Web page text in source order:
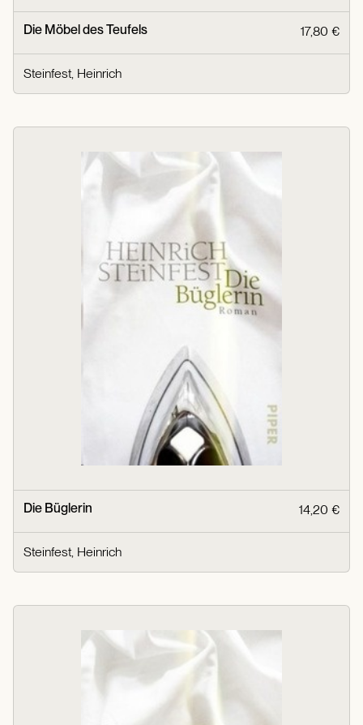
Die Möbel des Teufels 17,80 €
Steinfest, Heinrich
Die Büglerin 14,20 €
Steinfest, Heinrich